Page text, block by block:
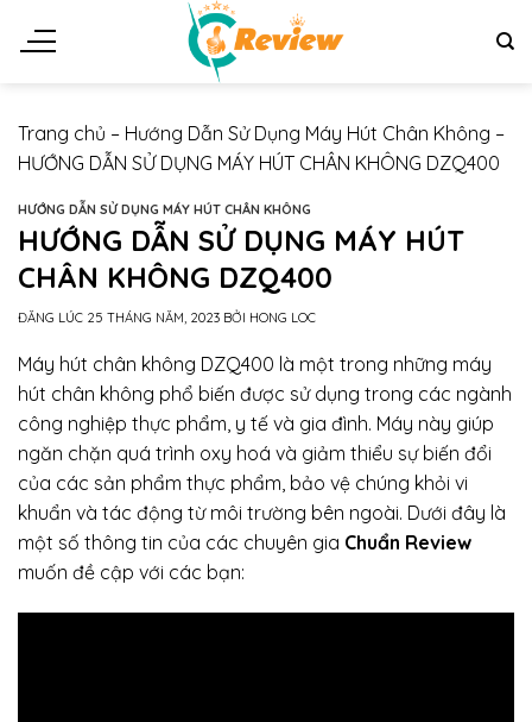
đến
Trang chủ – Hướng Dẫn Sử Dụng Máy Hút Chân Không –
HƯỚNG DẪN SỬ DỤNG MÁY HÚT CHÂN KHÔNG DZQ400
HƯỚNG DẪN SỬ DỤNG MÁY HÚT CHÂN KHÔNG
HƯỚNG DẪN SỬ DỤNG MÁY HÚT
CHÂN KHÔNG DZQ400
ĐĂNG LÚC 25 THÁNG NĂM, 2023 BỞI HONG LOC
Máy hút chân không DZQ400 là một trong những máy
hút chân không phổ biến được sử dụng trong các ngành
công nghiệp thực phẩm, y tế và gia đình. Máy này giúp
ngăn chặn quá trình oxy hoá và giảm thiểu sự biến đổi
của các sản phẩm thực phẩm, bảo vệ chúng khỏi vi
khuẩn và tác động từ môi trường bên ngoài. Dưới đây là
một số thông tin của các chuyên gia Chuẩn Review
muốn đề cập với các bạn: